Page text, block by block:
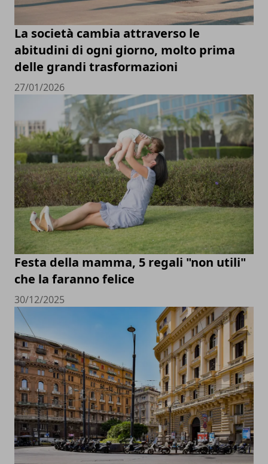
La società cambia attraverso le
abitudini di ogni giorno, molto prima
delle grandi trasformazioni
27/01/2026
Festa della mamma, 5 regali "non utili"
che la faranno felice
30/12/2025